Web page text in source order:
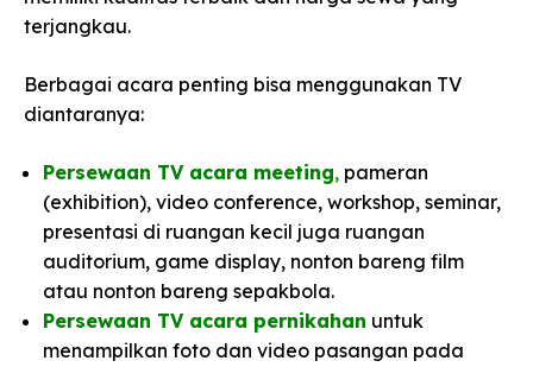
terjangkau.
Berbagai acara penting bisa menggunakan TV
diantaranya:
Persewaan TV acara meeting, pameran
(exhibition), video conference, workshop, seminar,
presentasi di ruangan kecil juga ruangan
auditorium, game display, nonton bareng film
atau nonton bareng sepakbola.
Persewaan TV acara pernikahan untuk
menampilkan foto dan video pasangan pada